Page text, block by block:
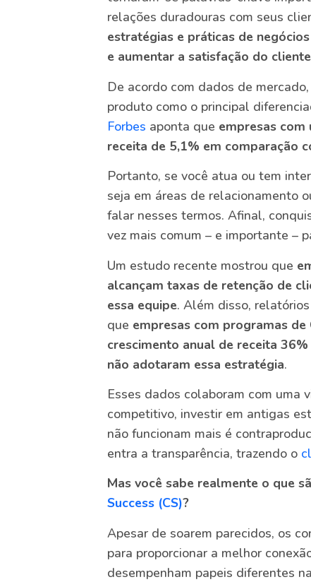
relações duradouras com seus
estratégias e práticas de
e aumentar a satisfação do cliente
De acordo com dados de
produto como o principal
Forbes aponta que empresas
receita de 5,1% em comparação
Portanto, se você atua ou tem
seja em áreas de relacionamento
falar nesses termos. Afinal,
vez mais comum – e importante –
Um estudo recente mostrou que
alcançam taxas de retenção de
essa equipe. Além disso,
que empresas com programas
crescimento anual de receita
não adotaram essa estratégia.
Esses dados colaboram com uma
competitivo, investir em antigas
não funcionam mais é
entra a transparência, trazendo o
Mas você sabe realmente o que
Success (CS)?
Apesar de soarem parecidos, os
para proporcionar a melhor
desempenham papeis diferentes na